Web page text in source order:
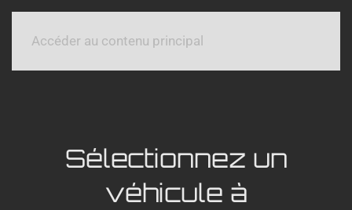
Accéder au contenu principal
Sélectionnez un
véhicule à